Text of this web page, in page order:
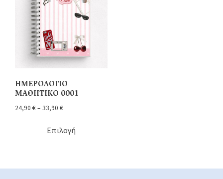
ΗΜΕΡΟΛΟΓΙΟ
ΜΑΘΗΤΙΚΟ 0001
24,90 € – 33,90 €
Επιλογή